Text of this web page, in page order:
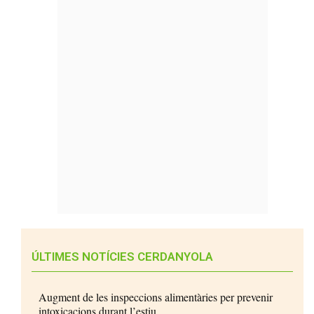
ÚLTIMES NOTÍCIES CERDANYOLA
Augment de les inspeccions alimentàries per prevenir
intoxicacions durant l’estiu